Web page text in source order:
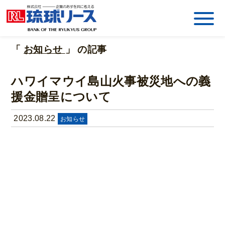
「 お知らせ 」 の記事
ハワイマウイ島山火事被災地への義
援金贈呈について
2023.08.22 お知らせ